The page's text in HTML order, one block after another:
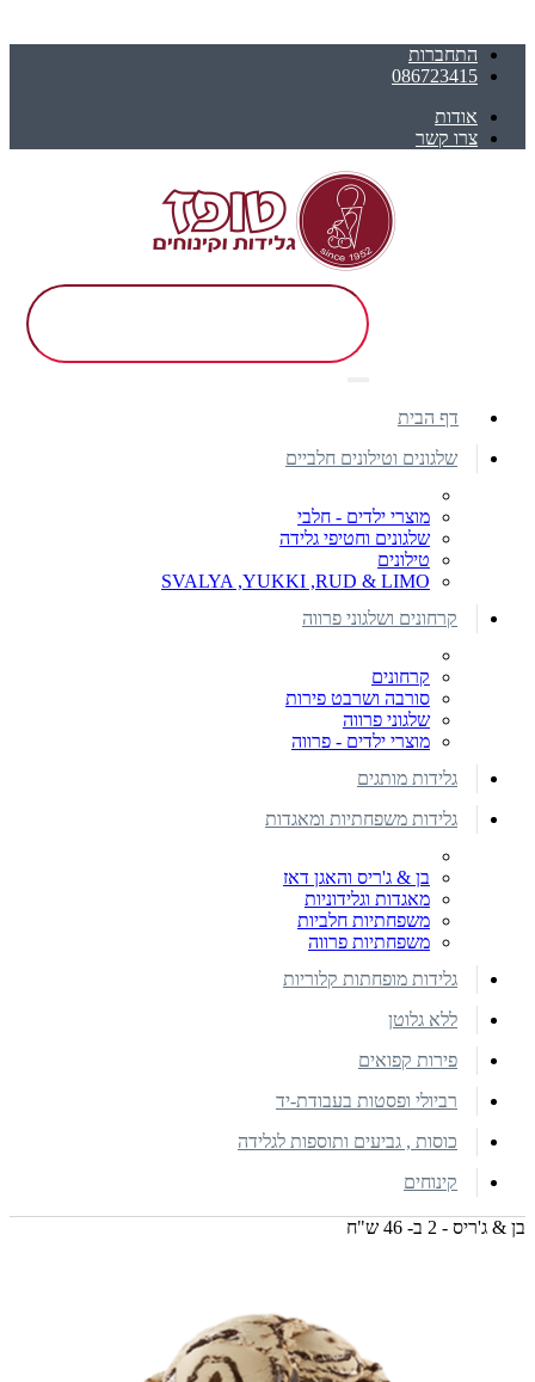
התחברות
086723415
אודות
צרו קשר
דף הבית
שלגונים וטילונים חלביים
מוצרי ילדים - חלבי
שלגונים וחטיפי גלידה
טילונים
SVALYA ,YUKKI ,RUD & LIMO
קרחונים ושלגוני פרווה
קרחונים
סורבה ושרבט פירות
שלגוני פרווה
מוצרי ילדים - פרווה
גלידות מותגים
גלידות משפחתיות ומאגדות
בן & ג'ריס והאגן דאז
מאגדות וגלידוניות
משפחתיות חלביות
משפחתיות פרווה
גלידות מופחתות קלוריות
ללא גלוטן
פירות קפואים
רביולי ופסטות בעבודת-יד
כוסות , גביעים ותוספות לגלידה
קינוחים
בן & ג'ריס - 2 ב- 46 ש"ח